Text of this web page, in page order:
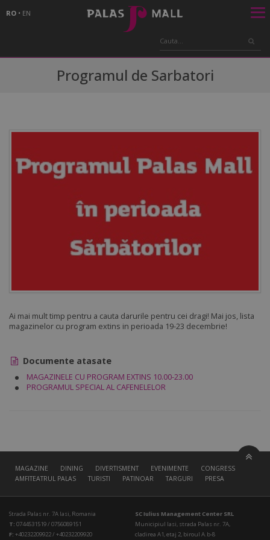
RO • EN
Programul de Sarbatori
Ai mai mult timp pentru a cauta darurile pentru cei dragi! Mai jos, lista
magazinelor cu program extins in perioada 19-23 decembrie!
Documente atasate
MAGAZINELE CU PROGRAM EXTINS 10.00-23.00
PROGRAMUL SPECIAL AL CAFENELELOR
MAGAZINE DINING DIVERTISMENT EVENIMENTE
CONGRESS HALL
AMFITEATRUL PALAS
TURISTI PATINOAR TARGURI PRESA
Strada Palas nr. 7A Iasi, Romania
T: 0744531519 / 0756089151
F: +40232209922 / +40232209920
SC Iulius Management Center SRL
Municipiul Iasi, strada Palas nr. 7A,
cladirea A1, etaj 2, biroul A.b-8